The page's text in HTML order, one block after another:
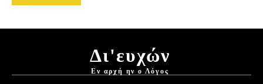
Δι'ευχών
Εν αρχή ην ο Λόγος